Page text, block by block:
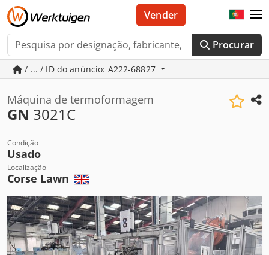
Procurar
Vender
/ ... / ID do anúncio: A222-68827
Máquina de termoformagem
GN 3021C
Condição
Usado
Localização
Corse Lawn